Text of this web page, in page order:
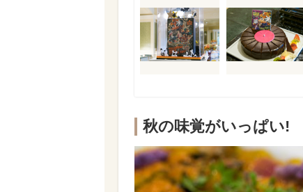
秋の味覚がいっぱい!